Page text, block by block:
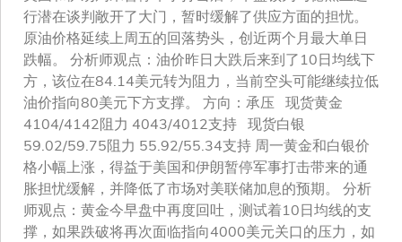
行潜在谈判敞开了大门，暂时缓解了供应方面的担忧。
原油价格延续上周五的回落势头，创近两个月最大单日
跌幅。 分析师观点：油价昨日大跌后来到了10日均线下
方，该位在84.14美元转为阻力，当前空头可能继续拉低
油价指向80美元下方支撑。 方向：承压 现货黄金
4104/4142阻力 4043/4012支持 现货白银
59.02/59.75阻力 55.92/55.34支持 周一黄金和白银价
格小幅上涨，得益于美国和伊朗暂停军事打击带来的通
胀担忧缓解，并降低了市场对美联储加息的预期。 分析
师观点：黄金今早盘中再度回吐，测试着10日均线的支
撑，如果跌破将再次面临指向4000美元关口的压力，如